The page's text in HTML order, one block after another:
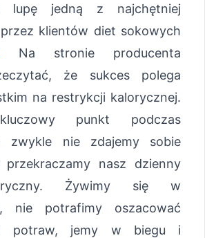
lupę jedną z najchętniej
klientów diet sokowych
Na stronie producenta
że sukces polega
na restrykcji kalorycznej.
punkt podczas
zwykle nie zdajemy sobie
nasz dzienny
Żywimy się w
nie potrafimy oszacować
potraw, jemy w biegu i